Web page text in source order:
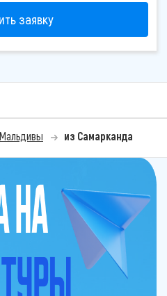
заявку
Мальдивы из Самарканда